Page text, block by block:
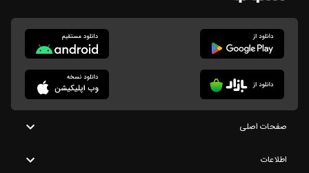
صفحات اصلی
اطلاعات